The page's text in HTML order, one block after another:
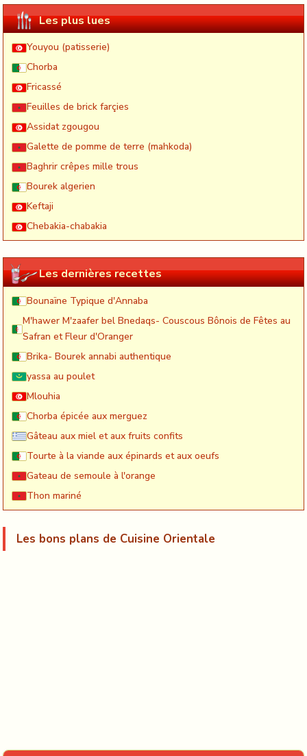
Les plus lues
Youyou (patisserie)
Chorba
Fricassé
Feuilles de brick farçies
Assidat zgougou
Galette de pomme de terre (mahkoda)
Baghrir crêpes mille trous
Bourek algerien
Keftaji
Chebakia-chabakia
Les dernières recettes
Bounaïne Typique d'Annaba
M'hawer M'zaafer bel Bnedaqs- Couscous Bônois de Fêtes au
Safran et Fleur d'Oranger
Brika- Bourek annabi authentique
yassa au poulet
Mlouhia
Chorba épicée aux merguez
Gâteau aux miel et aux fruits confits
Tourte à la viande aux épinards et aux oeufs
Gateau de semoule à l'orange
Thon mariné
Les bons plans de Cuisine Orientale